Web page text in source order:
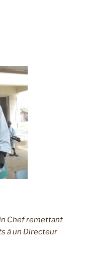
Chef remettant
à un Directeur